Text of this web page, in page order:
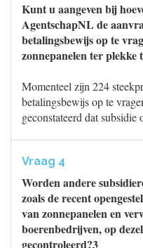
Kunt u aangeven bij
AgentschapNL de
betalingsbewijs op te
zonnepanelen ter plekke
Momenteel zijn 224
betalingsbewijs op te
geconstateerd dat subsidie
Vraag 4
Worden andere
zoals de recent
van zonnepanelen en
boerenbedrijven, op
gecontroleerd?3